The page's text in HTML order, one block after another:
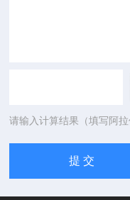
请输入计算结果（填写阿